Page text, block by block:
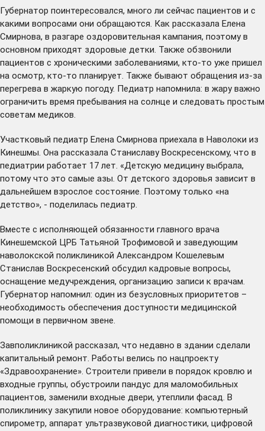
Губернатор поинтересовался, много ли сейчас пациентов и с
какими вопросами они обращаются. Как рассказала Елена
Смирнова, в разгаре оздоровительная кампания, поэтому в
основном приходят здоровые детки. Также обзвонили
пациентов с хроническими заболеваниями, кто-то уже пришел
на осмотр, кто-то планирует. Также бывают обращения из-за
перегрева в жаркую погоду. Педиатр напомнила: в жару важно
ограничить время пребывания на солнце и следовать простым
советам медиков.
Участковый педиатр Елена Смирнова приехала в Наволоки из
Кинешмы. Она рассказала Станиславу Воскресенскому, что в
педиатрии работает 17 лет. «Детскую медицину выбрала,
потому что это самые азы. От детского здоровья зависит в
дальнейшем взрослое состояние. Поэтому только «на
детство», - поделилась педиатр.
Вместе с исполняющей обязанности главного врача
Кинешемской ЦРБ Татьяной Трофимовой и заведующим
наволокской поликлиникой Александром Кошелевым
Станислав Воскресенский обсудил кадровые вопросы,
оснащение медучреждения, организацию записи к врачам.
Губернатор напомнил: один из безусловных приоритетов –
необходимость обеспечения доступности медицинской
помощи в первичном звене.
Завполиклиникой рассказал, что недавно в здании сделали
капитальный ремонт. Работы велись по нацпроекту
«Здравоохранение». Строители привели в порядок кровлю и
входные группы, обустроили пандус для маломобильных
пациентов, заменили входные двери, утеплили фасад. В
поликлинику закупили новое оборудование: компьютерный
спирометр, аппарат ультразвуковой диагностики, цифровой